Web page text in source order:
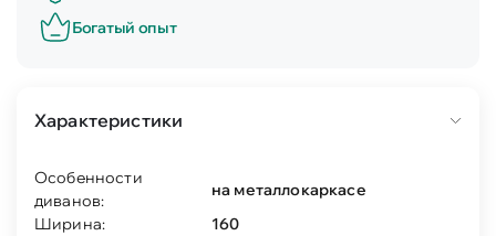
Богатый опыт
Характеристики
Особенности
диванов:
на металлокаркасе
Ширина:
160